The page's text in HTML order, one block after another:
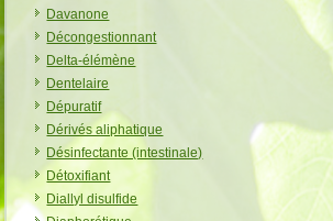
Davanone
Décongestionnant
Delta-élémène
Dentelaire
Dépuratif
Dérivés aliphatique
Désinfectante (intestinale)
Détoxifiant
Diallyl disulfide